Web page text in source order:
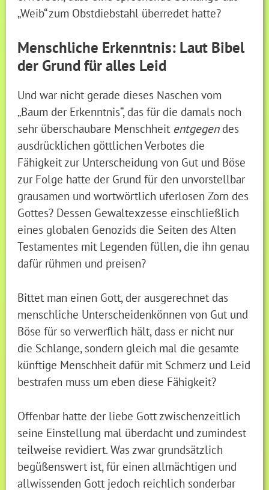
„Weib“ zum Obstdiebstahl überredet hatte?
Menschliche Erkenntnis: Laut Bibel
der Grund für alles Leid
Und war nicht gerade dieses Naschen vom
„Baum der Erkenntnis“, das für die damals noch
sehr überschaubare Menschheit entgegendes
ausdrücklichen göttlichen Verbotes die
Fähigkeit zur Unterscheidung von Gut und Böse
zur Folge hatte der Grund für den unvorstellbar
grausamen und wortwörtlich uferlosen Zorn des
Gottes? Dessen Gewaltexzesse einschließlich
eines globalen Genozids die Seiten des Alten
Testamentes mit Legenden füllen, die ihn genau
dafür rühmen und preisen?
Bittet man einen Gott, der ausgerechnet das
menschliche Unterscheidenkönnen von Gut und
Böse für so verwerflich hält, dass er nicht nur
die Schlange, sondern gleich mal die gesamte
künftige Menschheit dafür mit Schmerz und Leid
bestrafen muss um eben diese Fähigkeit?
Offenbar hatte der liebe Gott zwischenzeitlich
seine Einstellung mal überdacht und zumindest
teilweise revidiert. Was zwar grundsätzlich
begüßenswert ist, für einen allmächtigen und
allwissenden Gott jedoch reichlich sonderbar